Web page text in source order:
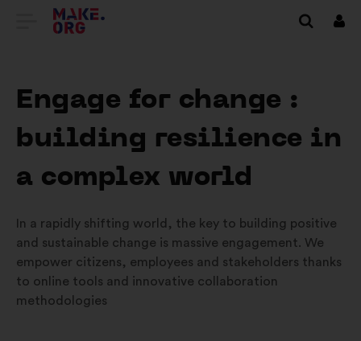
DOTIES
VIETNES
MAKE.ORG
SĀKUMLAPU
Engage for change :
building resilience in
a complex world
In a rapidly shifting world, the key to building positive
and sustainable change is massive engagement. We
empower citizens, employees and stakeholders thanks
to online tools and innovative collaboration
methodologies